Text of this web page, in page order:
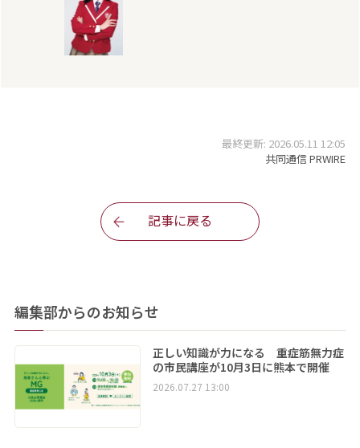
最終更新: 2026.05.11 12:05
共同通信 PRWIRE
記事に戻る
編集部からのお知らせ
正しい知識が力になる 重症筋無力症
の市民講座が10月3日に熊本で開催
2026.07.27 13:00